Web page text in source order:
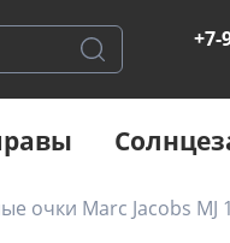
+7-
очки Marc Jacobs MJ